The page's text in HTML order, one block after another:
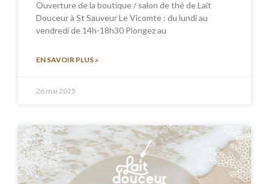
Ouverture de la boutique / salon de thé de Lait
Douceur à St Sauveur Le Vicomte : du lundi au
vendredi de 14h-18h30 Plongez au
EN SAVOIR PLUS »
26 mai 2025